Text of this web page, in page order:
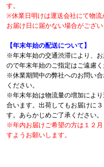
す。
※休業日明けは運送会社にて物
お届け日に届かない場合がござ
【年末年始の配送について】
※年末年始の交通渋滞により、
ので年末年始のご指定はご遠慮
※休業期間中の弊社へのお問い
ください。
※年末年始は物流量の増加によ
合います。出荷してもお届けに
す。あらかじめご了承ください。
※年内お届けご希望の方は１２
すようお願いします。